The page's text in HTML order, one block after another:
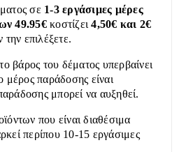
σε 1-3 εργάσιμες μέρες
49.95€κοστίζει4,50€ και 2€
την επιλέξετε.
βάρος του δέματος υπερβαίνει
μέρος παράδοσης είναι
μπορεί να αυξηθεί.
που είναι διαθέσιμα
περίπου 10-15 εργάσιμες